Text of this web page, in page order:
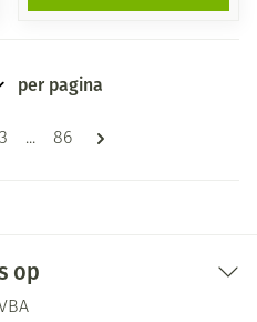
Pagina's pagina
Pagina
3 ... Pagina
86
per pagina
op